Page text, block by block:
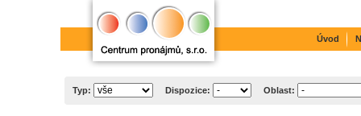
Typ: Dispozice: Oblast:
Úvod